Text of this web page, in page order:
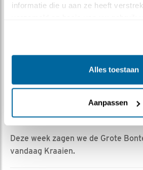
informatie die u aan ze heeft
Alles toestaan
Aanpassen
Specht en Kraai
Vind ik leuk| Bewaar dit filmpje|
Zolang er nog geen Visarenden
ruimte voor allerlei gevogelte.
Deze week zagen we de Grote
vandaag Kraaien.